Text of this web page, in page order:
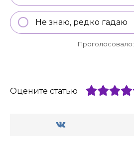
Не знаю, редко гадаю
Проголосовало:
Оцените статью